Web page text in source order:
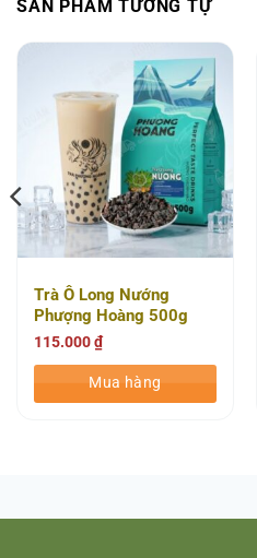
SẢN PHẨM TƯƠNG TỰ
Trà Ô Long Nướng
Phượng Hoàng 500g
(20 Gói/Thùng)
115.000₫
Mua hàng